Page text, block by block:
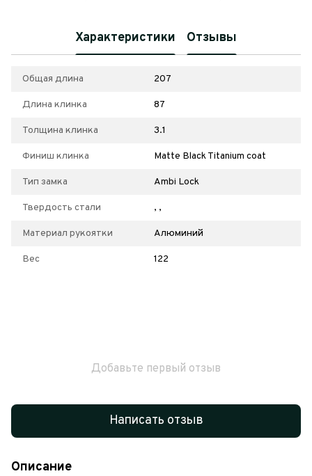
Характеристики Отзывы
Общая длина 207
Длина клинка 87
Толщина клинка 3.1
Финиш клинка Matte Black Titanium coat
Тип замка Ambi Lock
Твердость стали , ,
Материал рукоятки Алюминий
Вес 122
Добавьте первый отзыв
Написать отзыв
Описание